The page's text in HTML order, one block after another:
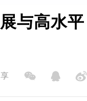
与高水平